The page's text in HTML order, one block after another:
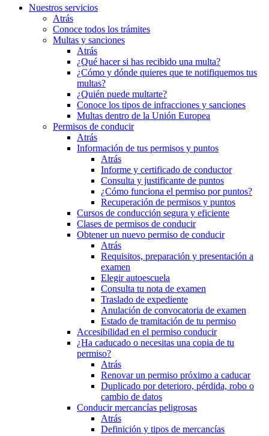
Nuestros servicios
Atrás
Conoce todos los trámites
Multas y sanciones
Atrás
¿Qué hacer si has recibido una multa?
¿Cómo y dónde quieres que te notifiquemos tus
multas?
¿Quién puede multarte?
Conoce los tipos de infracciones y sanciones
Multas dentro de la Unión Europea
Permisos de conducir
Atrás
Información de tus permisos y puntos
Atrás
Informe y certificado de conductor
Consulta y justificante de puntos
¿Cómo funciona el permiso por puntos?
Recuperación de permisos y puntos
Cursos de conducción segura y eficiente
Clases de permisos de conducir
Obtener un nuevo permiso de conducir
Atrás
Requisitos, preparación y presentación a
examen
Elegir autoescuela
Consulta tu nota de examen
Traslado de expediente
Anulación de convocatoria de examen
Estado de tramitación de tu permiso
Accesibilidad en el permiso conducir
¿Ha caducado o necesitas una copia de tu
permiso?
Atrás
Renovar un permiso próximo a caducar
Duplicado por deterioro, pérdida, robo o
cambio de datos
Conducir mercancías peligrosas
Atrás
Definición y tipos de mercancías